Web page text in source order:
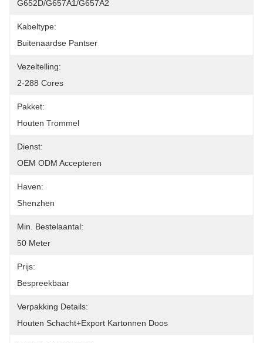
G652D/G657A1/G657A2
Kabeltype:
Buitenaardse Pantser
Vezeltelling:
2-288 Cores
Pakket:
Houten Trommel
Dienst:
OEM ODM Accepteren
Haven:
Shenzhen
Min. Bestelaantal:
50 Meter
Prijs:
Bespreekbaar
Verpakking Details:
Houten Schacht+Export Kartonnen Doos